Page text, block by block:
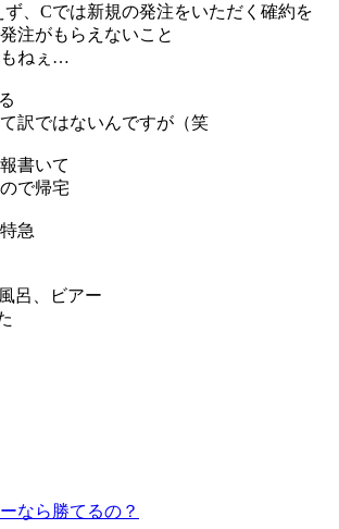
、Cでは新規の発注をいただく確約を
注がもらえないこと
もねぇ…
訳ではないんですが（笑
書いて
で帰宅
急
呂、ビアー
なら勝てるの？